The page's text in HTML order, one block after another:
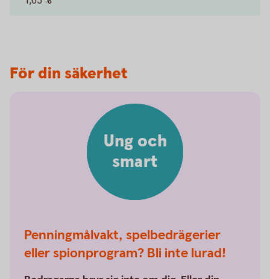
För din säkerhet
Penningmålvakt, spelbedrägerier
eller spionprogram? Bli inte lurad!
Ung och
smart